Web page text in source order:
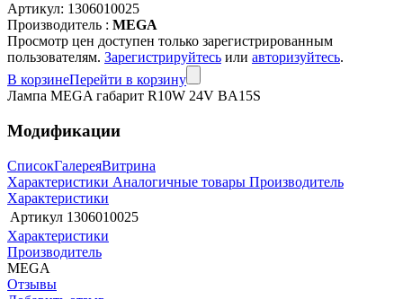
Артикул: 1306010025
Производитель : MEGA
Просмотр цен доступен только зарегистрированным
пользователям. Зарегистрируйтесь или авторизуйтесь.
В корзинеПерейти в корзину
Лампа MEGA габарит R10W 24V BA15S
Модификации
СписокГалереяВитрина
Характеристики Аналогичные товары Производитель
Характеристики
Артикул 1306010025
Характеристики
Производитель
MEGA
Отзывы